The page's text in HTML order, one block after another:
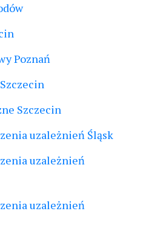
Poznań
Szczecin
uzależnień Śląsk
uzależnień
uzależnień